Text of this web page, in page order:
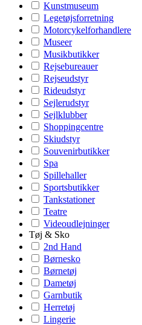
Kunstmuseum
Legetøjsforretning
Motorcykelforhandlere
Museer
Musikbutikker
Rejsebureauer
Rejseudstyr
Rideudstyr
Sejlerudstyr
Sejlklubber
Shoppingcentre
Skiudstyr
Souvenirbutikker
Spa
Spillehaller
Sportsbutikker
Tankstationer
Teatre
Videoudlejninger
Tøj & Sko
2nd Hand
Børnesko
Børnetøj
Dametøj
Garnbutik
Herretøj
Lingerie